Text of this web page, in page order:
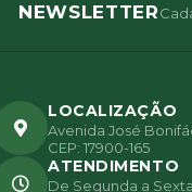
NEWSLETTER
LOCALIZAÇÃO
Avenida José
CEP: 17900-165
ATENDIMENTO
De Segunda a Sexta